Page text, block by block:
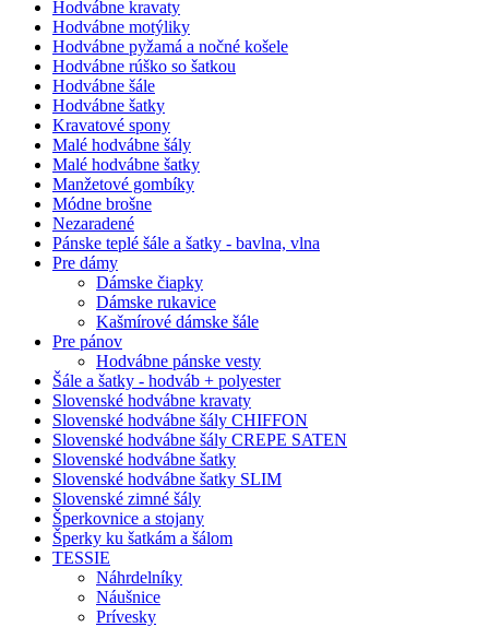
Hodvábne kravaty
Hodvábne motýliky
Hodvábne pyžamá a nočné košele
Hodvábne rúško so šatkou
Hodvábne šále
Hodvábne šatky
Kravatové spony
Malé hodvábne šály
Malé hodvábne šatky
Manžetové gombíky
Módne brošne
Nezaradené
Pánske teplé šále a šatky - bavlna, vlna
Pre dámy
Dámske čiapky
Dámske rukavice
Kašmírové dámske šále
Pre pánov
Hodvábne pánske vesty
Šále a šatky - hodváb + polyester
Slovenské hodvábne kravaty
Slovenské hodvábne šály CHIFFON
Slovenské hodvábne šály CREPE SATEN
Slovenské hodvábne šatky
Slovenské hodvábne šatky SLIM
Slovenské zimné šály
Šperkovnice a stojany
Šperky ku šatkám a šálom
TESSIE
Náhrdelníky
Náušnice
Prívesky